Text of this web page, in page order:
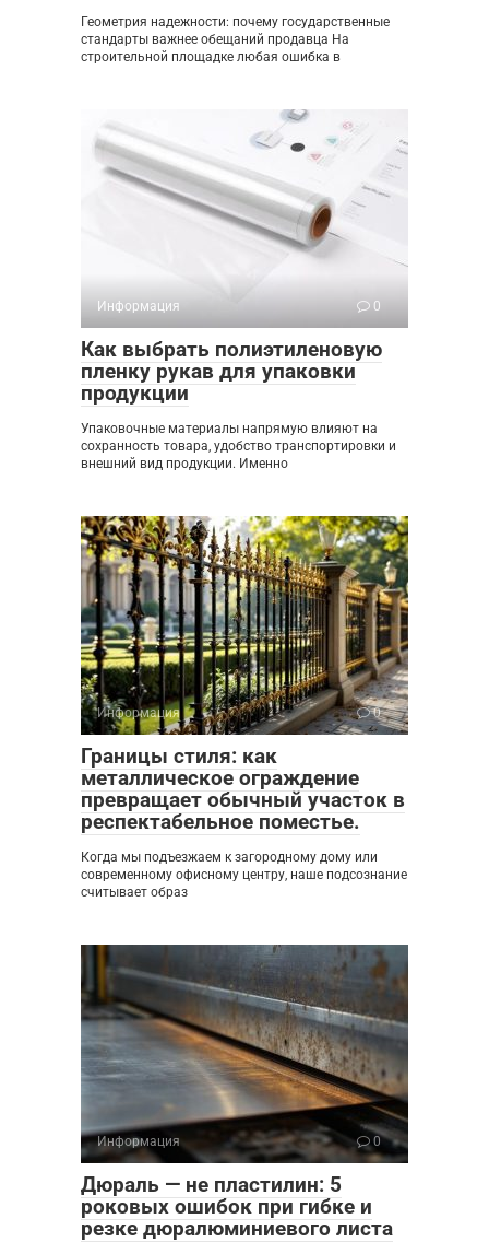
Геометрия надежности: почему государственные
стандарты важнее обещаний продавца На
строительной площадке любая ошибка в
Информация 0
Как выбрать полиэтиленовую
пленку рукав для упаковки
продукции
Упаковочные материалы напрямую влияют на
сохранность товара, удобство транспортировки и
внешний вид продукции. Именно
Информация 0
Границы стиля: как
металлическое ограждение
превращает обычный участок в
респектабельное поместье.
Когда мы подъезжаем к загородному дому или
современному офисному центру, наше подсознание
считывает образ
Информация 0
Дюраль — не пластилин: 5
роковых ошибок при гибке и
резке дюралюминиевого листа